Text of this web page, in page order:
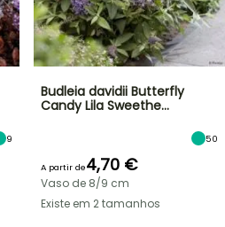
9
Budleia davidii Butterfly
Candy Lila Sweethe…
50
A partir de4,70 €
Vaso de 8/9 cm
Existe em 2 tamanhos